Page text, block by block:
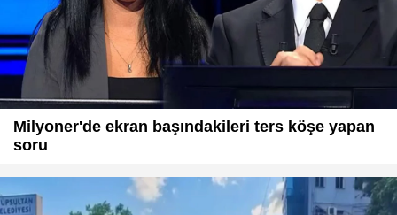
Milyoner'de ekran başındakileri ters köşe yapan
soru